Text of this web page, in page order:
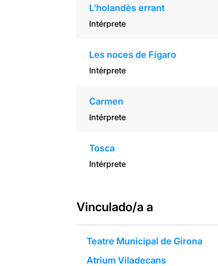
L’holandès errant
Intérprete
Les noces de Fígaro
Intérprete
Carmen
Intérprete
Tosca
Intérprete
Vinculado/a a
Teatre Municipal de Girona
Atrium Viladecans